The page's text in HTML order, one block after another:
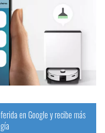
en Google y recibe más